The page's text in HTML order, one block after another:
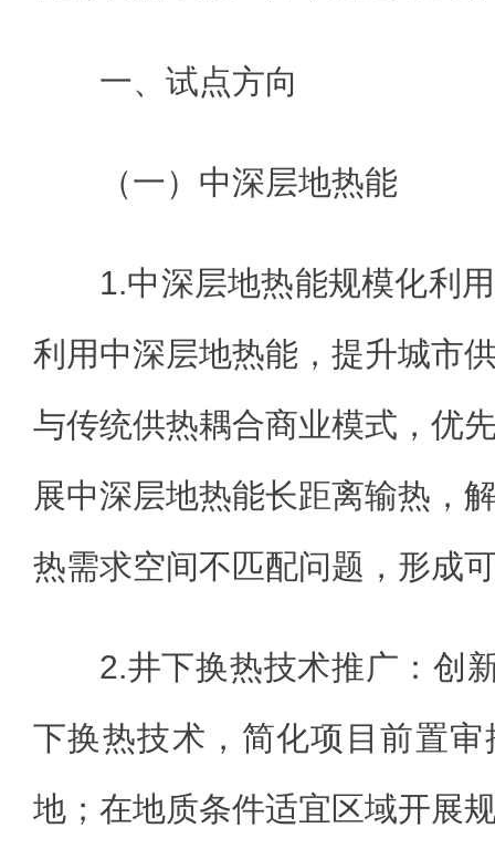
一、试点方向
（一）中深层地热能
1.中深层地热能规模化利
利用中深层地热能，提升城市
与传统供热耦合商业模式，优
展中深层地热能长距离输热，
热需求空间不匹配问题，形成
2.井下换热技术推广：创
下换热技术，简化项目前置
地；在地质条件适宜区域开展